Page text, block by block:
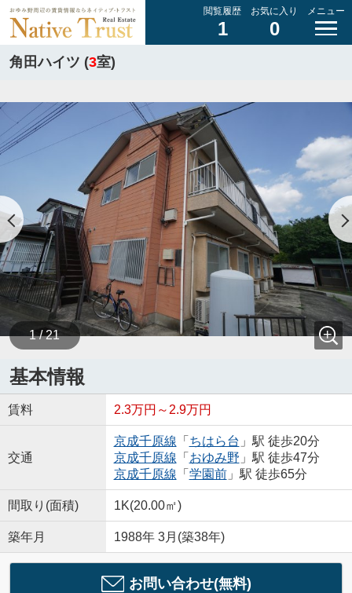
閲覧履歴
1
お気に入り
0
メニュー
角田ハイツ (3室)
1 / 21
基本情報
賃料 2.3万円～2.9万円
交通
京成千原線 「 ちはら台 」駅 徒歩20分
京成千原線 「 おゆみ野 」駅 徒歩47分
京成千原線 「 学園前」駅 徒歩65分
間取り(面積) 1K(20.00㎡)
築年月 1988年 3月(築38年)
お問い合わせ(無料)